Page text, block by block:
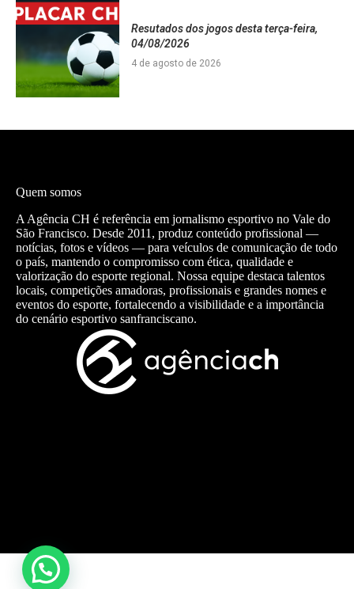
Resutados dos jogos desta terça-feira,
04/08/2026
4 de agosto de 2026
Quem somos
A Agência CH é referência em jornalismo esportivo no Vale do
São Francisco. Desde 2011, produz conteúdo profissional —
notícias, fotos e vídeos — para veículos de comunicação de todo
o país, mantendo o compromisso com ética, qualidade e
valorização do esporte regional. Nossa equipe destaca talentos
locais, competições amadoras, profissionais e grandes nomes e
eventos do esporte, fortalecendo a visibilidade e a importância
do cenário esportivo sanfranciscano.